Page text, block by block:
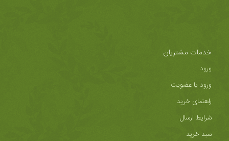
خدمات مشتریان
ورود
ورود یا عضویت
راهنمای خرید
شرایط ارسال
سبد خرید